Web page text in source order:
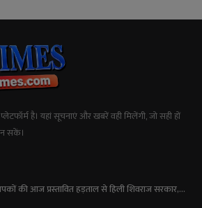
है। यहां सूचनाएं और खबरें वही मिलेंगी, जो सही हों
सकें।
की आज प्रस्तावित हड़ताल से हिली शिवराज सरकार,...